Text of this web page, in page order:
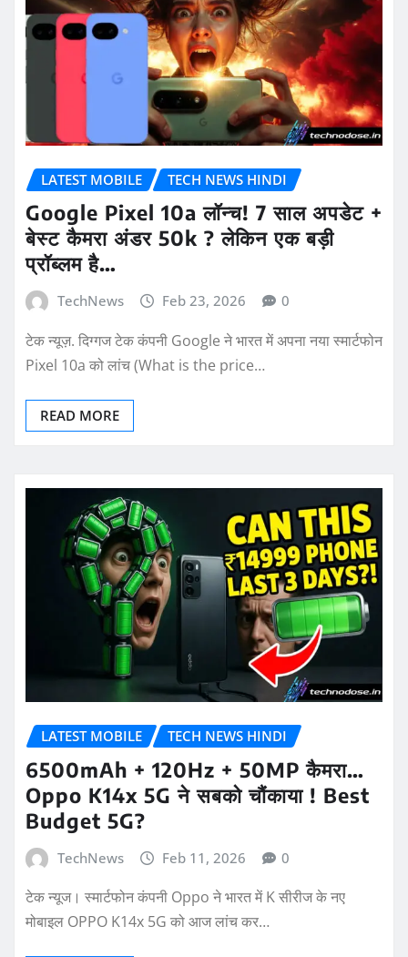
LATEST MOBILE TECH NEWS HINDI
Google Pixel 10a लॉन्च! 7 साल अपडेट +
बेस्ट कैमरा अंडर 50k ? लेकिन एक बड़ी
प्रॉब्लम है…
TechNews Feb 23, 2026 0
टेक न्यूज़. दिग्गज टेक कंपनी Google ने भारत में अपना नया स्मार्टफोन
Pixel 10a को लांच (What is the price…
READ MORE
LATEST MOBILE TECH NEWS HINDI
6500mAh + 120Hz + 50MP कैमरा…
Oppo K14x 5G ने सबको चौंकाया ! Best
Budget 5G?
TechNews Feb 11, 2026 0
टेक न्यूज। स्मार्टफोन कंपनी Oppo ने भारत में K सीरीज के नए
मोबाइल OPPO K14x 5G को आज लांच कर…